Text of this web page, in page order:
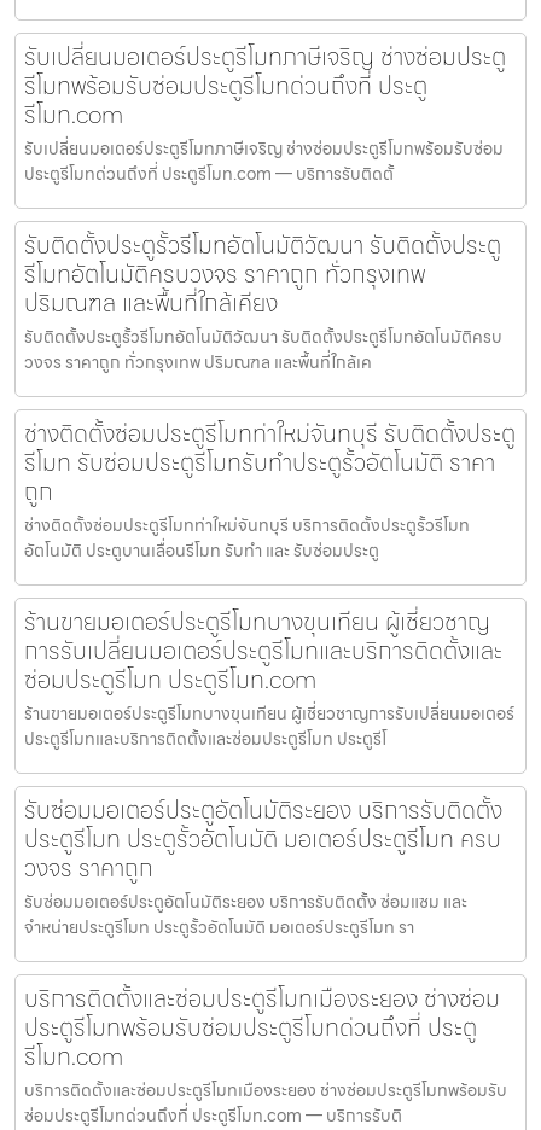
รับเปลี่ยนมอเตอร์ประตูรีโมทภาษีเจริญ ช่างซ่อมประตู
รีโมทพร้อมรับซ่อมประตูรีโมทด่วนถึงที่ ประตู
รีโมท.com
รับเปลี่ยนมอเตอร์ประตูรีโมทภาษีเจริญ ช่างซ่อมประตูรีโมทพร้อมรับซ่อม
ประตูรีโมทด่วนถึงที่ ประตูรีโมท.com — บริการรับติดตั้
รับติดตั้งประตูรั้วรีโมทอัตโนมัติวัฒนา รับติดตั้งประตู
รีโมทอัตโนมัติครบวงจร ราคาถูก ทั่วกรุงเทพ
ปริมณฑล และพื้นที่ใกล้เคียง
รับติดตั้งประตูรั้วรีโมทอัตโนมัติวัฒนา รับติดตั้งประตูรีโมทอัตโนมัติครบ
วงจร ราคาถูก ทั่วกรุงเทพ ปริมณฑล และพื้นที่ใกล้เค
ช่างติดตั้งซ่อมประตูรีโมทท่าใหม่จันทบุรี รับติดตั้งประตู
รีโมท รับซ่อมประตูรีโมทรับทำประตูรั้วอัตโนมัติ ราคา
ถูก
ช่างติดตั้งซ่อมประตูรีโมทท่าใหม่จันทบุรี บริการติดตั้งประตูรั้วรีโมท
อัตโนมัติ ประตูบานเลื่อนรีโมท รับทำ และ รับซ่อมประตู
ร้านขายมอเตอร์ประตูรีโมทบางขุนเทียน ผู้เชี่ยวชาญ
การรับเปลี่ยนมอเตอร์ประตูรีโมทและบริการติดตั้งและ
ซ่อมประตูรีโมท ประตูรีโมท.com
ร้านขายมอเตอร์ประตูรีโมทบางขุนเทียน ผู้เชี่ยวชาญการรับเปลี่ยนมอเตอร์
ประตูรีโมทและบริการติดตั้งและซ่อมประตูรีโมท ประตูรีโ
รับซ่อมมอเตอร์ประตูอัตโนมัติระยอง บริการรับติดตั้ง
ประตูรีโมท ประตูรั้วอัตโนมัติ มอเตอร์ประตูรีโมท ครบ
วงจร ราคาถูก
รับซ่อมมอเตอร์ประตูอัตโนมัติระยอง บริการรับติดตั้ง ซ่อมแซม และ
จำหน่ายประตูรีโมท ประตูรั้วอัตโนมัติ มอเตอร์ประตูรีโมท รา
บริการติดตั้งและซ่อมประตูรีโมทเมืองระยอง ช่างซ่อม
ประตูรีโมทพร้อมรับซ่อมประตูรีโมทด่วนถึงที่ ประตู
รีโมท.com
บริการติดตั้งและซ่อมประตูรีโมทเมืองระยอง ช่างซ่อมประตูรีโมทพร้อมรับ
ซ่อมประตูรีโมทด่วนถึงที่ ประตูรีโมท.com — บริการรับติ